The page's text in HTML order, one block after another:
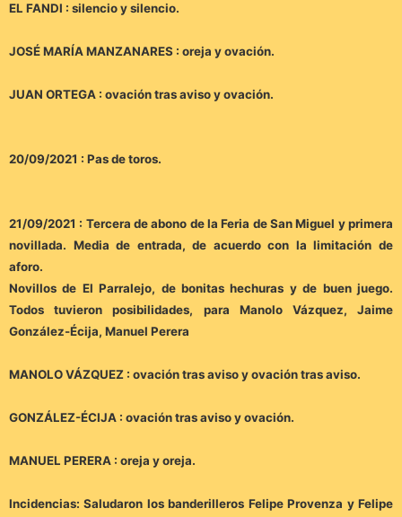
EL FANDI : silencio y silencio.
JOSÉ MARÍA MANZANARES : oreja y ovación.
JUAN ORTEGA : ovación tras aviso y ovación.
20/09/2021 : Pas de toros.
21/09/2021 : Tercera de abono de la Feria de San Miguel y primera
novillada. Media de entrada, de acuerdo con la limitación de
aforo.
Novillos de El Parralejo, de bonitas hechuras y de buen juego.
Todos tuvieron posibilidades, para Manolo Vázquez, Jaime
González-Écija, Manuel Perera
MANOLO VÁZQUEZ : ovación tras aviso y ovación tras aviso.
GONZÁLEZ-ÉCIJA : ovación tras aviso y ovación.
MANUEL PERERA : oreja y oreja.
Incidencias: Saludaron los banderilleros Felipe Provenza y Felipe